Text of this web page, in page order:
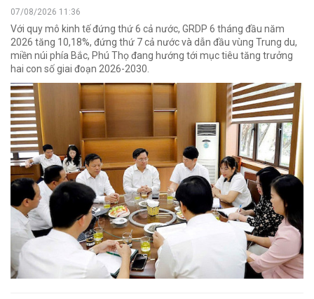
07/08/2026 11:36
Với quy mô kinh tế đứng thứ 6 cả nước, GRDP 6 tháng đầu năm
2026 tăng 10,18%, đứng thứ 7 cả nước và dẫn đầu vùng Trung du,
miền núi phía Bắc, Phú Thọ đang hướng tới mục tiêu tăng trưởng
hai con số giai đoạn 2026-2030.